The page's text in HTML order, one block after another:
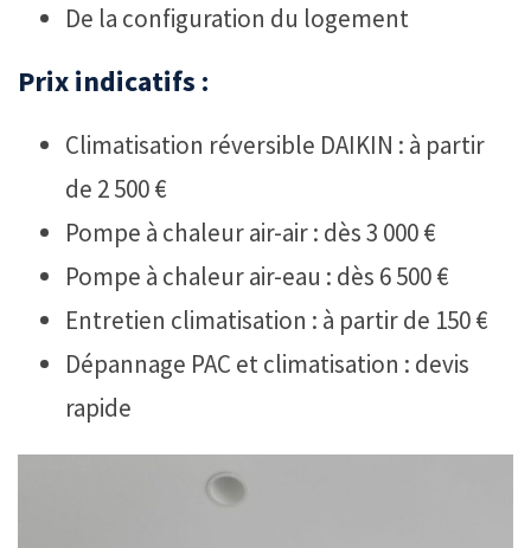
De la configuration du logement
Prix indicatifs :
Climatisation réversible DAIKIN : à partir
de 2 500 €
Pompe à chaleur air-air : dès 3 000 €
Pompe à chaleur air-eau : dès 6 500 €
Entretien climatisation : à partir de 150 €
Dépannage PAC et climatisation : devis
rapide